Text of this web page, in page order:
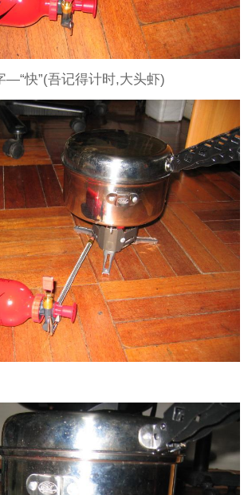
快”(吾记得计时,大头虾)